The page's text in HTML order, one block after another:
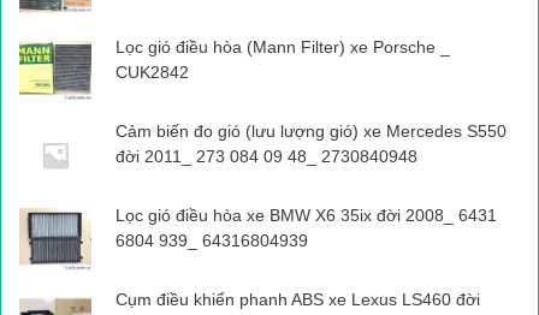
một minh chứng, xảy ra 27 vụ thì đến 10 người chết, 21 người
bị thương.
Lọc gió điều hòa (Mann Filter) xe Porsche _
CUK2842
Cảm biến đo gió (lưu lượng gió) xe Mercedes S550
đời 2011_ 273 084 09 48_ 2730840948
Lọc gió điều hòa xe BMW X6 35ix đời 2008_ 6431
6804 939_ 64316804939
Cụm điều khiển phanh ABS xe Lexus LS460 đời